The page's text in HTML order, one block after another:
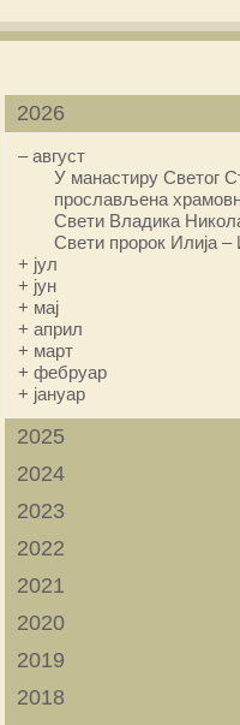
2026
–август
У манастиру Светог
прослављена
Свети Владика
Свети пророк Илија
+ јул
+ јун
+ мај
+април
+ март
+фебруар
+ јануар
2025
2024
2023
2022
2021
2020
2019
2018